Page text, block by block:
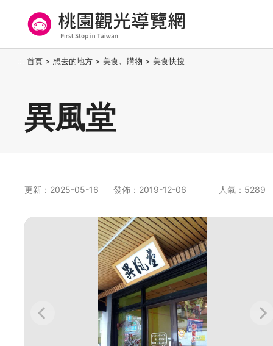
要
桃園觀光導覽網
首頁 > 想去的地方 > 美食、購物 > 美食快搜
異風堂
更新：2025-05-16 發佈：2019-12-06 人氣：5289